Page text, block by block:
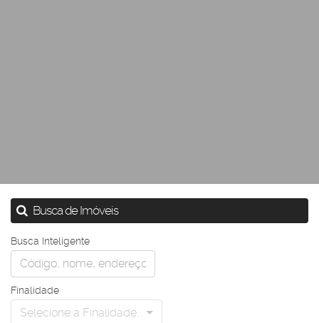
Busca de Imóveis
Busca Inteligente
Finalidade
Selecione a Finalidade...